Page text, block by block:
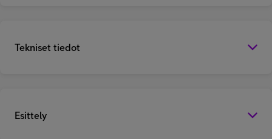
Tekniset tiedot
Esittely